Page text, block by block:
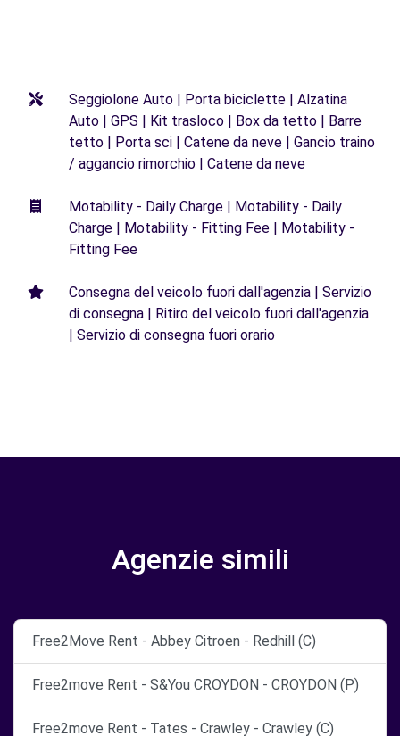
Seggiolone Auto | Porta biciclette | Alzatina
Auto | GPS | Kit trasloco | Box da tetto | Barre
tetto | Porta sci | Catene da neve | Gancio traino
/ aggancio rimorchio | Catene da neve
Motability - Daily Charge | Motability - Daily
Charge | Motability - Fitting Fee | Motability -
Fitting Fee
Consegna del veicolo fuori dall'agenzia | Servizio
di consegna | Ritiro del veicolo fuori dall'agenzia
| Servizio di consegna fuori orario
Agenzie simili
Free2Move Rent - Abbey Citroen - Redhill (C)
Free2move Rent - S&You CROYDON - CROYDON (P)
Free2move Rent - Tates - Crawley - Crawley (C)